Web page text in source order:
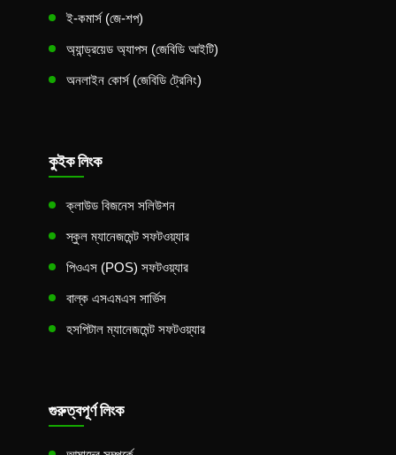
ই-কমার্স (জে-শপ)
অ্যান্ড্রয়েড অ্যাপস (জেবিডি আইটি)
অনলাইন কোর্স (জেবিডি ট্রেনিং)
কুইক লিংক
ক্লাউড বিজনেস সলিউশন
স্কুল ম্যানেজমেন্ট সফটওয়্যার
পিওএস (POS) সফটওয়্যার
বাল্ক এসএমএস সার্ভিস
হসপিটাল ম্যানেজমেন্ট সফটওয়্যার
গুরুত্বপূর্ণ লিংক